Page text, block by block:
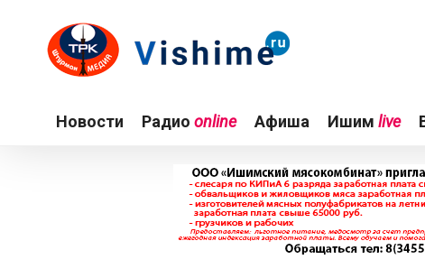
Новости Радио online Афиша Ишим live